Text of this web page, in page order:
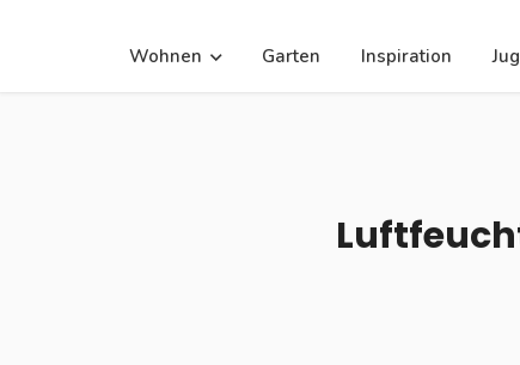
Wohnen Garten Inspiration